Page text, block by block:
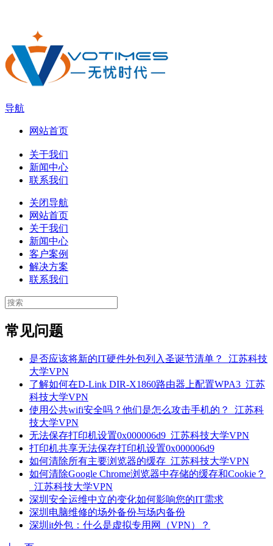
导航
网站首页
关于我们
新闻中心
联系我们
关闭导航
网站首页
关于我们
新闻中心
客户案例
解决方案
联系我们
常见问题
是否应该将新的IT硬件外包列入圣诞节清单？_江苏科技
大学VPN
了解如何在D-Link DIR-X1860路由器上配置WPA3_江苏
科技大学VPN
使用公共wifi安全吗？他们是怎么攻击手机的？_江苏科
技大学VPN
无法保存打印机设置0x000006d9_江苏科技大学VPN
打印机共享无法保存打印机设置0x000006d9
如何清除所有主要浏览器的缓存_江苏科技大学VPN
如何清除Google Chrome浏览器中存储的缓存和Cookie？
_江苏科技大学VPN
深圳安全运维中立的变化如何影响您的IT需求
深圳电脑维修的场外备份与场内备份
深圳it外包：什么是虚拟专用网（VPN）？